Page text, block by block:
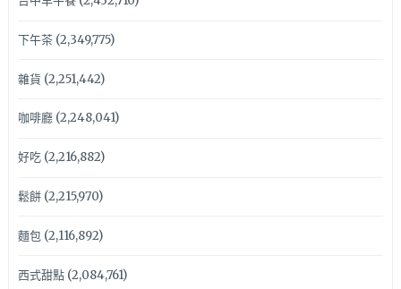
下午茶(2,349,775)
雜貨 (2,251,442)
咖啡廳(2,248,041)
好吃(2,216,882)
鬆餅(2,215,970)
麵包(2,116,892)
西式甜點(2,084,761)